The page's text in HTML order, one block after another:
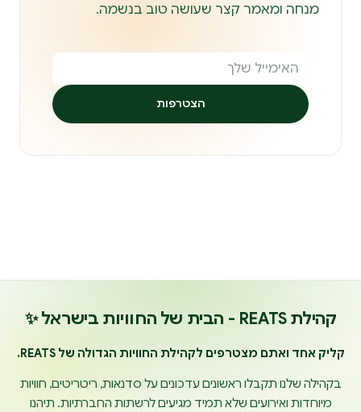
מנחה ומאמר קצר שעושה טוב בנשמה.
הצטרפות
קהילת REATS - הבית של החוויות בישראל ✨
קליק אחד ואתם מצטרפים לקהילת החוויות הגדולה של REATS.
בקהילה שלנו תקבלו ראשונים עדכונים על סדנאות, ריטריטים, חוויות
מיוחדות ואירועים שלא תמיד מגיעים לרשתות החברתיות. תיהנו